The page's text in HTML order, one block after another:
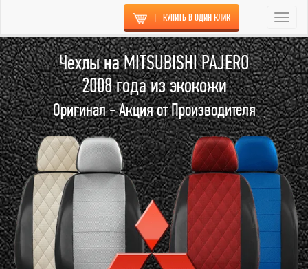
| КУПИТЬ В ОДИН КЛИК
Чехлы на MITSUBISHI PAJERO
2008 года из экокожи
Оригинал - Акция от Производителя